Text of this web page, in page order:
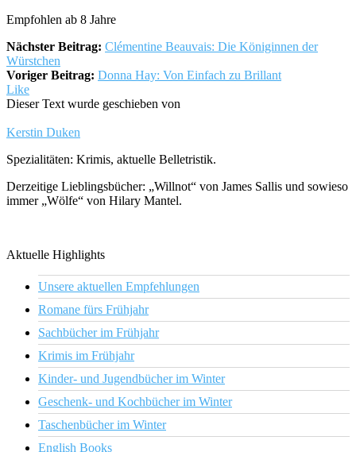
Empfohlen ab 8 Jahre
Nächster Beitrag: Clémentine Beauvais: Die Königinnen der
Würstchen
Voriger Beitrag: Donna Hay: Von Einfach zu Brillant
Like
Dieser Text wurde geschieben von
Kerstin Duken
Spezialitäten: Krimis, aktuelle Belletristik.
Derzeitige Lieblingsbücher: „Willnot“ von James Sallis und sowieso
immer „Wölfe“ von Hilary Mantel.
Aktuelle Highlights
Unsere aktuellen Empfehlungen
Romane fürs Frühjahr
Sachbücher im Frühjahr
Krimis im Frühjahr
Kinder- und Jugendbücher im Winter
Geschenk- und Kochbücher im Winter
Taschenbücher im Winter
English Books